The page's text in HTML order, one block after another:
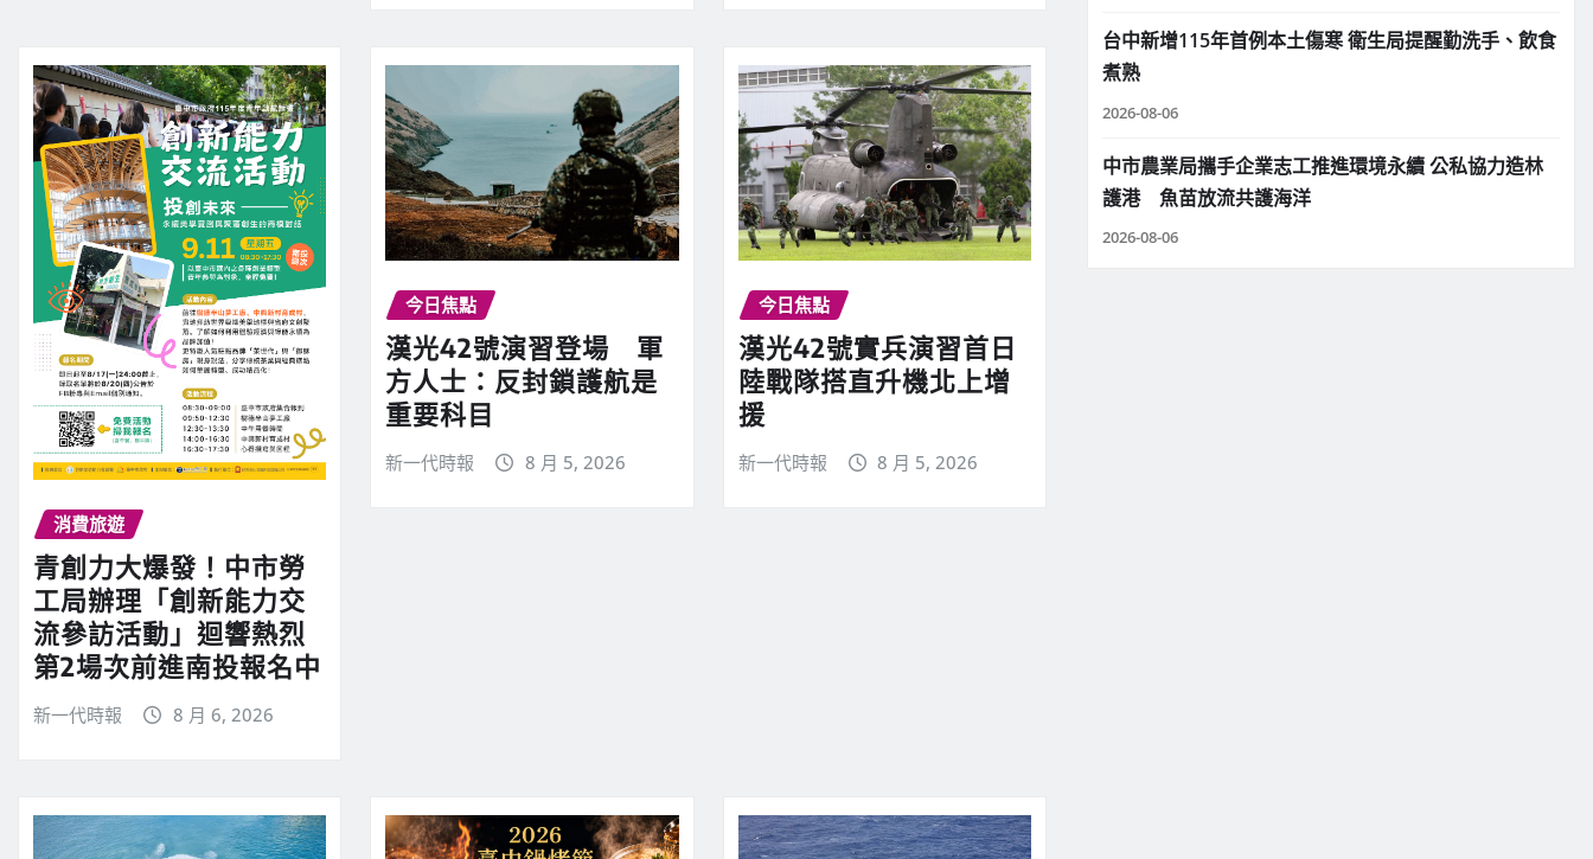
消費旅遊
青創力大爆發！中市勞
工局辦理「創新能力交
流參訪活動」迴響熱烈
第2場次前進南投報名中
新一代時報 8 月 6, 2026
今日焦點
漢光42號演習登場 軍
方人士：反封鎖護航是
重要科目
新一代時報 8 月 5, 2026
今日焦點
漢光42號實兵演習首日
陸戰隊搭直升機北上增
援
新一代時報 8 月 5, 2026
台中新增115年首例本土傷寒 衛生局提醒勤洗手、飲食
煮熟
2026-08-06
中市農業局攜手企業志工推進環境永續 公私協力造林
護港 魚苗放流共護海洋
2026-08-06